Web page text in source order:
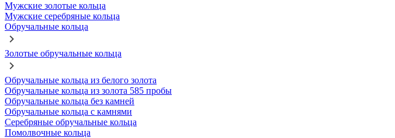
Мужские золотые кольца
Мужские серебряные кольца
Обручальные кольца
Золотые обручальные кольца
Обручальные кольца из белого золота
Обручальные кольца из золота 585 пробы
Обручальные кольца без камней
Обручальные кольца с камнями
Серебряные обручальные кольца
Помолвочные кольца